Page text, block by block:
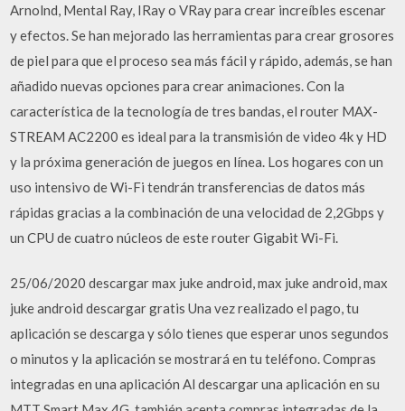
Arnolnd, Mental Ray, IRay o VRay para crear increíbles escenar
y efectos. Se han mejorado las herramientas para crear grosores
de piel para que el proceso sea más fácil y rápido, además, se han
añadido nuevas opciones para crear animaciones. Con la
característica de la tecnología de tres bandas, el router MAX-
STREAM AC2200 es ideal para la transmisión de video 4k y HD
y la próxima generación de juegos en línea. Los hogares con un
uso intensivo de Wi-Fi tendrán transferencias de datos más
rápidas gracias a la combinación de una velocidad de 2,2Gbps y
un CPU de cuatro núcleos de este router Gigabit Wi-Fi.
25/06/2020 descargar max juke android, max juke android, max
juke android descargar gratis Una vez realizado el pago, tu
aplicación se descarga y sólo tienes que esperar unos segundos
o minutos y la aplicación se mostrará en tu teléfono. Compras
integradas en una aplicación Al descargar una aplicación en su